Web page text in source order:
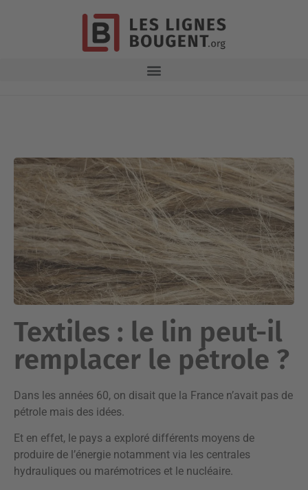
Textiles : le lin peut-il
remplacer le pétrole ?
Dans les années 60, on disait que la France n’avait pas de
pétrole mais des idées.
Et en effet, le pays a exploré différents moyens de
produire de l’énergie notamment via les centrales
hydrauliques ou marémotrices et le nucléaire.